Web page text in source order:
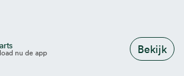
nu de app Bekijk